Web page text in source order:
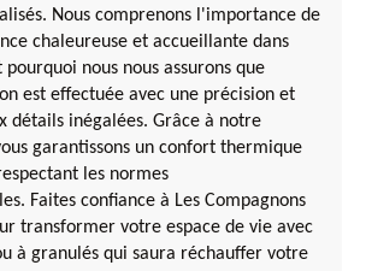
Nous comprenons l'importance de
chaleureuse et accueillante dans
nous nous assurons que
est effectuée avec une précision et
détails inégalées. Grâce à notre
garantissons un confort thermique
les normes
Faites confiance à Les Compagnons
transformer votre espace de vie avec
à granulés qui saura réchauffer votre